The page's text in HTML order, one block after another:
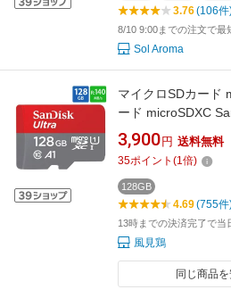
3.76(106件
8/10 9:00までの注文で最
Sol Aroma
マイクロSDカード
ード microSDXC
Class10 UHS-I A1
動作確認済 海外リ
GN6MN ◆メ
3,900 円 送料無料
35ポイント (1倍)
128GB
4.69(755件
13時までの決済完了で当
風見鶏
同じ商品